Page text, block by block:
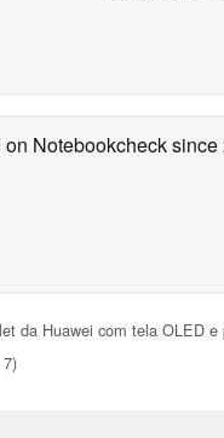
Notebookchecksince
da Huawei com tela OLED